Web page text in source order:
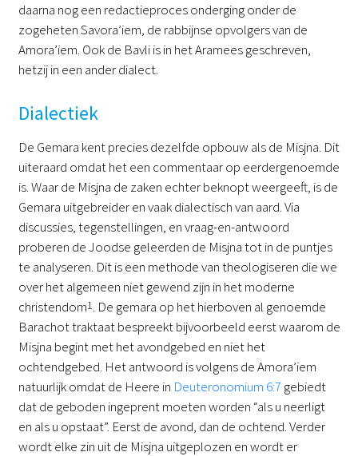
daarna nog een redactieproces onderging onder de
zogeheten Savora’iem, de rabbijnse opvolgers van de
Amora’iem. Ook de Bavli is in het Aramees geschreven,
hetzij in een ander dialect.
Dialectiek
De Gemara kent precies dezelfde opbouw als de Misjna. Dit
uiteraard omdat het een commentaar op eerdergenoemde
is. Waar de Misjna de zaken echter beknopt weergeeft, is de
Gemara uitgebreider en vaak dialectisch van aard. Via
discussies, tegenstellingen, en vraag-en-antwoord
proberen de Joodse geleerden de Misjna tot in de puntjes
te analyseren. Dit is een methode van theologiseren die we
over het algemeen niet gewend zijn in het moderne
christendom1 . De gemara op het hierboven al genoemde
Barachot traktaat bespreekt bijvoorbeeld eerst waarom de
Misjna begint met het avondgebed en niet het
ochtendgebed. Het antwoord is volgens de Amora’iem
natuurlijk omdat de Heere in Deuteronomium 6:7 gebiedt
dat de geboden ingeprent moeten worden “als u neerligt
en als u opstaat”. Eerst de avond, dan de ochtend. Verder
wordt elke zin uit de Misjna uitgeplozen en wordt er